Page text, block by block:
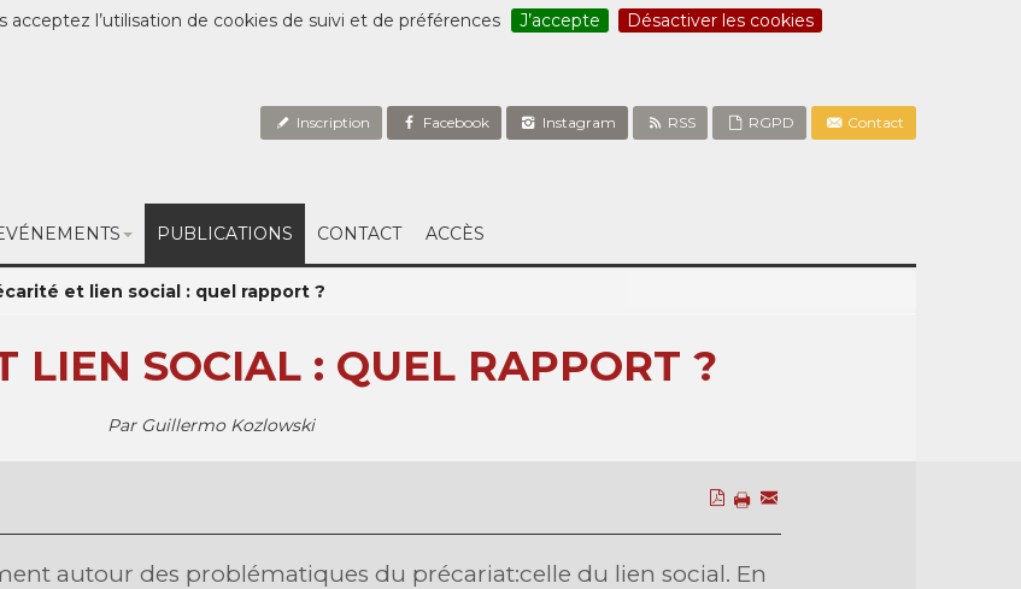
l’utilisation de cookies de suivi et de préférences J’accepte Désactiver les cookies
Inscription Facebook Instagram RSS RGPD Contact
PUBLICATIONS CONTACT ACCÈS
et lien social : quel rapport ?
LIEN SOCIAL : QUEL RAPPORT ?
Par Guillermo Kozlowski
autour des problématiques du précariat:celle du lien social. En